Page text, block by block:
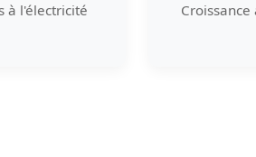
à l'électricité